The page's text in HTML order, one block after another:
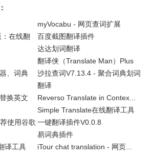
myVocabu - 网页查词扩展
在线翻
百度截图翻译插件
达达划词翻译
翻译侠（Translate Man）Plus
、词典
沙拉查词V7.13.4 - 聚合词典划词
翻译
换英文
Reverso Translate in Contex...
Simple Translate在线翻译工具
使用谷歌 一键翻译插件V0.0.8
易词典插件
译工具
iTour chat translation - 网页...